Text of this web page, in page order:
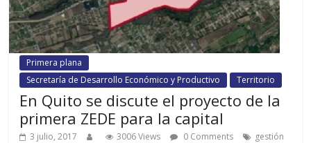
Primera plana
Secretaría de Desarrollo Económico y Productivo
Territorio
En Quito se discute el proyecto de la
primera ZEDE para la capital
3 julio, 2017 3006 Views 0 Comments
gestión